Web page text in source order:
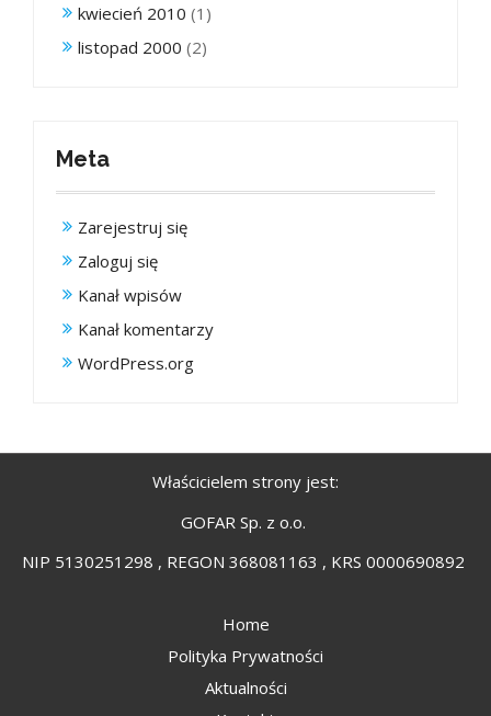
kwiecień 2010 (1)
listopad 2000 (2)
Meta
Zarejestruj się
Zaloguj się
Kanał wpisów
Kanał komentarzy
WordPress.org
Właścicielem strony jest:
GOFAR Sp. z o.o.
NIP 5130251298 , REGON 368081163 , KRS 0000690892
Home
Polityka Prywatności
Aktualności